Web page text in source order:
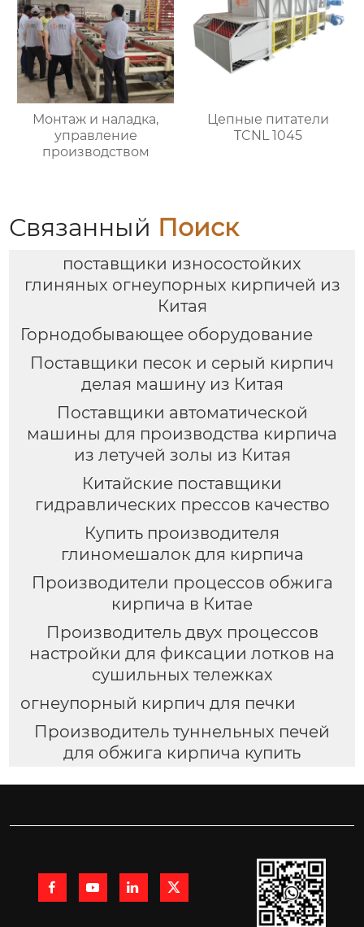
Монтаж и наладка,
управление
производством
Цепные питатели
TCNL 1045
Связанный Поиск
поставщики износостойких
глиняных огнеупорных кирпичей из
Китая
Горнодобывающее оборудование
Поставщики песок и серый кирпич
делая машину из Китая
Поставщики автоматической
машины для производства кирпича
из летучей золы из Китая
Китайские поставщики
гидравлических прессов качество
Купить производителя
глиномешалок для кирпича
Производители процессов обжига
кирпича в Китае
Производитель двух процессов
настройки для фиксации лотков на
сушильных тележках
огнеупорный кирпич для печки
Производитель туннельных печей
для обжига кирпича купить
   